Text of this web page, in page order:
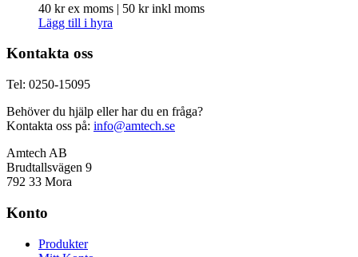
40 krex moms | 50 krinkl moms
Lägg till i hyra
Kontakta oss
Tel: 0250-15095
Behöver du hjälp eller har du en fråga?
Kontakta oss på: info@amtech.se
Amtech AB
Brudtallsvägen 9
792 33 Mora
Konto
Produkter